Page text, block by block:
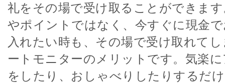
礼をその場で受け取ることができま
やポイントではなく、今すぐに現金
入れたい時も、その場で受け取れて
ートモニターのメリットです。気楽
をしたり、おしゃべりしたりするだ